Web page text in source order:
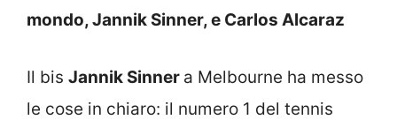
mondo, Jannik Sinner, e Carlos Alcaraz
Il bis Jannik Sinner a Melbourne ha messo
le cose in chiaro: il numero 1 del tennis